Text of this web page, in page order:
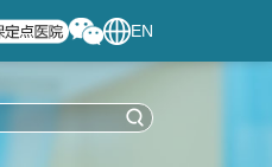
EN